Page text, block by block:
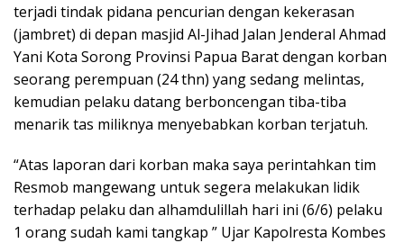
terjadi tindak pidana pencurian dengan kekerasan
(jambret) di depan masjid Al-Jihad Jalan Jenderal Ahmad
Yani Kota Sorong Provinsi Papua Barat dengan korban
seorang perempuan (24 thn) yang sedang melintas,
kemudian pelaku datang berboncengan tiba-tiba
menarik tas miliknya menyebabkan korban terjatuh.
“Atas laporan dari korban maka saya perintahkan tim
Resmob mangewang untuk segera melakukan lidik
terhadap pelaku dan alhamdulillah hari ini (6/6) pelaku
1 orang sudah kami tangkap ” Ujar Kapolresta Kombes